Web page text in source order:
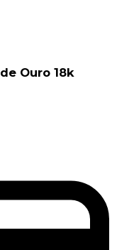
Ouro 18k